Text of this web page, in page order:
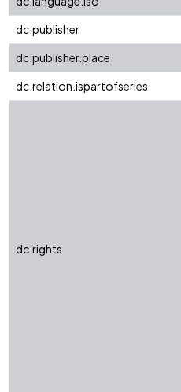
dc.publisher
dc.publisher.place
dc.relation.ispartofseries
dc.rights